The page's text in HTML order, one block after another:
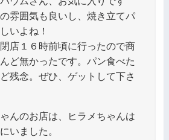
雰囲気も良いし、焼き立てパ
いよね！
店１６時前頃に行ったので商
ど無かったです。パン食べた
残念。ぜひ、ゲットして下さ
んのお店は、ヒラメちゃんは
いました。